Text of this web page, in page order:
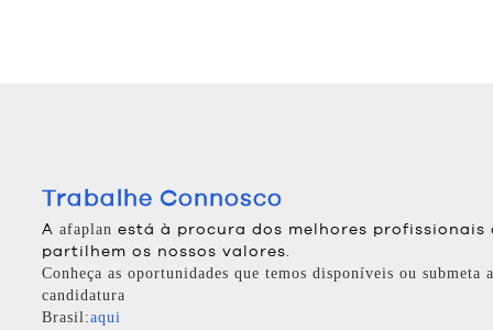
Trabalhe Connosco
A afaplan está à procura dos melhores profissionais
partilhem os nossos valores.
Conheça as oportunidades que temos disponíveis ou submeta
candidatura
Brasil:aqui